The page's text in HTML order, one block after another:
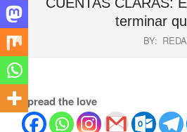
terminar
BY:
Spread the love